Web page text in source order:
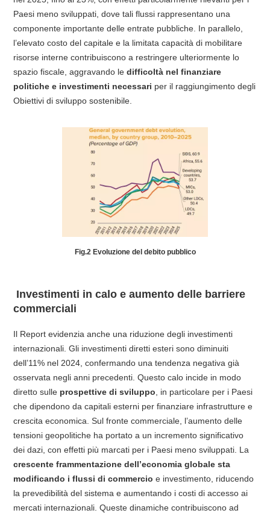
Paesi meno sviluppati, dove tali flussi rappresentano una
componente importante delle entrate pubbliche. In parallelo,
l’elevato costo del capitale e la limitata capacità di mobilitare
risorse interne contribuiscono a restringere ulteriormente lo
spazio fiscale, aggravando le difficoltà nel finanziare
politiche e investimenti necessari per il raggiungimento degli
Obiettivi di sviluppo sostenibile.
Fig.2 Evoluzione del debito pubblico
Investimenti in calo e aumento delle barriere
commerciali
Il Report evidenzia anche una riduzione degli investimenti
internazionali. Gli investimenti diretti esteri sono diminuiti
dell’11% nel 2024, confermando una tendenza negativa già
osservata negli anni precedenti. Questo calo incide in modo
diretto sulle prospettive di sviluppo , in particolare per i Paesi
che dipendono da capitali esterni per finanziare infrastrutture e
crescita economica. Sul fronte commerciale, l’aumento delle
tensioni geopolitiche ha portato a un incremento significativo
dei dazi, con effetti più marcati per i Paesi meno sviluppati. La
crescente frammentazione dell’economia globale sta
modificando i flussi di commercio e investimento, riducendo
la prevedibilità del sistema e aumentando i costi di accesso ai
mercati internazionali. Queste dinamiche contribuiscono ad